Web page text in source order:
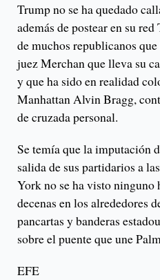
Trump no se ha quedado
además de postear en su
de muchos republicanos
juez Merchan que lleva su
y que ha sido en realidad
Manhattan Alvin Bragg,
de cruzada personal.
Se temía que la imputación
salida de sus partidarios a
York no se ha visto ninguno
decenas en los alrededores
pancartas y banderas
sobre el puente que une
EFE